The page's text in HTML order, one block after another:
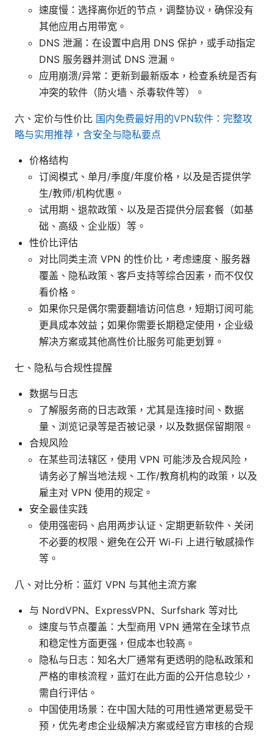
速度慢：选择离你近的节点，调整协议，确保没有
其他应用占用带宽。
DNS 泄漏：在设置中启用 DNS 保护，或手动指定
DNS 服务器并测试 DNS 泄漏。
应用崩溃/异常：更新到最新版本，检查系统是否有
冲突的软件（防火墙、杀毒软件等）。
六、定价与性价比 国内免费最好用的VPN软件：完整攻
略与实用推荐，含安全与隐私要点
价格结构
订阅模式、单月/季度/年度价格，以及是否提供学
生/教师/机构优惠。
试用期、退款政策、以及是否提供分层套餐（如基
础、高级、企业版）等。
性价比评估
对比同类主流 VPN 的性价比，考虑速度、服务器
覆盖、隐私政策、客户支持等综合因素，而不仅仅
看价格。
如果你只是偶尔需要翻墙访问信息，短期订阅可能
更具成本效益；如果你需要长期稳定使用，企业级
解决方案或其他高性价比服务可能更划算。
七、隐私与合规性提醒
数据与日志
了解服务商的日志政策，尤其是连接时间、数据
量、浏览记录等是否被记录，以及数据保留期限。
合规风险
在某些司法辖区，使用 VPN 可能涉及合规风险，
请务必了解当地法规、工作/教育机构的政策，以及
雇主对 VPN 使用的规定。
安全最佳实践
使用强密码、启用两步认证、定期更新软件、关闭
不必要的权限、避免在公开 Wi-Fi 上进行敏感操作
等。
八、对比分析：蓝灯 VPN 与其他主流方案
与 NordVPN、ExpressVPN、Surfshark 等对比
速度与节点覆盖：大型商用 VPN 通常在全球节点
和稳定性方面更强，但成本也较高。
隐私与日志：知名大厂通常有更透明的隐私政策和
严格的审核流程，蓝灯在此方面的公开信息较少，
需自行评估。
中国使用场景：在中国大陆的可用性通常更易受干
预，优先考虑企业级解决方案或经官方审核的合规